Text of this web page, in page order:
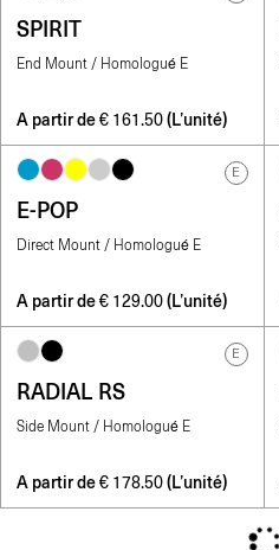
SPIRIT
End Mount / Homologué E
A partir de € 161.50 (L’unité)
E
E-POP
Direct Mount / Homologué E
A partir de € 129.00 (L’unité)
E
RADIAL RS
Side Mount / Homologué E
A partir de € 178.50 (L’unité)